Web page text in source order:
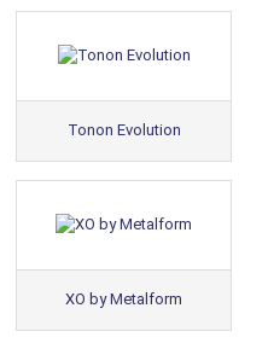
Tonon Evolution
XO by Metalform